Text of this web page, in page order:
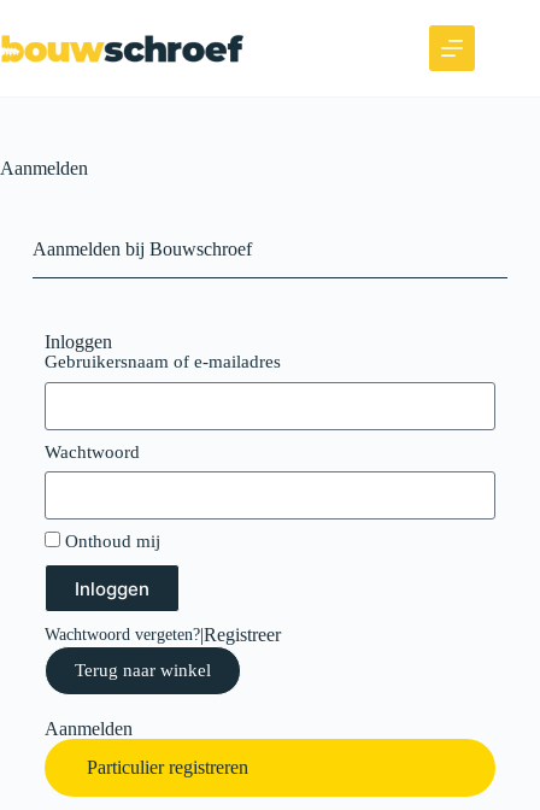
Aanmelden
Aanmelden bij Bouwschroef
Inloggen
Gebruikersnaam of e-mailadres
Wachtwoord
Onthoud mij
Inloggen
Wachtwoord vergeten?|Registreer
Terug naar winkel
Aanmelden
Particulier registreren